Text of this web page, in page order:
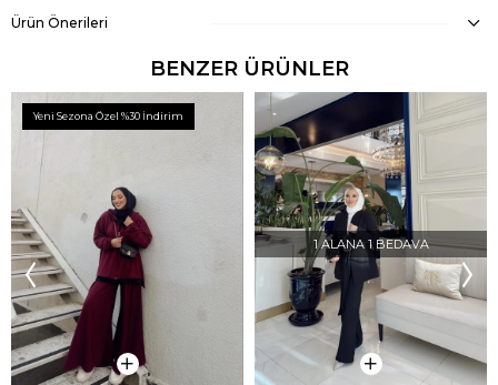
Ürün Önerileri
BENZER ÜRÜNLER
Yeni Sezona Özel %30 İndirim
1 ALANA 1 BEDAVA